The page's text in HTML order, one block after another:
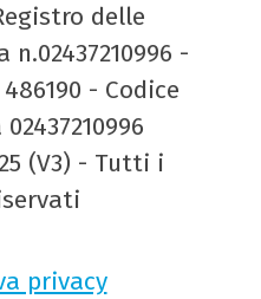
delle
n.02437210996 -
- Codice
(V3) - Tutti i
privacy